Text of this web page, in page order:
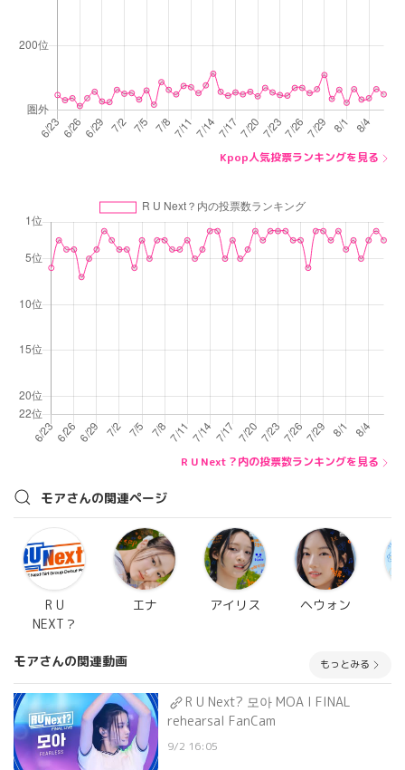
Kpop人気投票ランキングを見る
R U Next？内の投票数ランキングを見る
モアさんの関連ページ
R U
NEXT？
エナ アイリス ヘウォン
モアさんの関連動画 もっとみる
R U Next? 모아 MOA l FINAL
rehearsal FanCam
9/2 16:05